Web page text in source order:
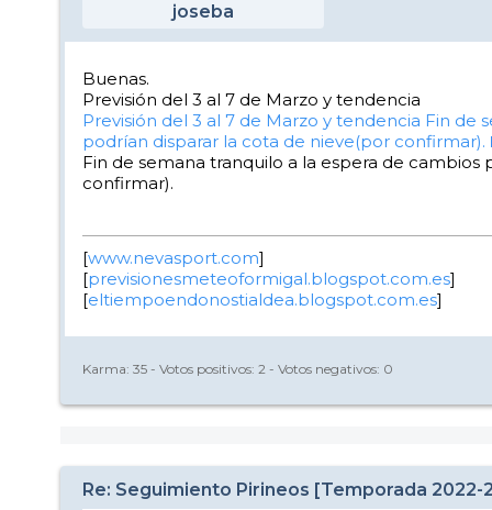
joseba
Buenas.
Previsión del 3 al 7 de Marzo y tendencia
Previsión del 3 al 7 de Marzo y tendencia Fin de
podrían disparar la cota de nieve(por confirmar).
Fin de semana tranquilo a la espera de
confirmar).
[www.nevasport.com]
[previsionesmeteoformigal.blogspot.com.es]
[eltiempoendonostialdea.blogspot.com.es]
Karma: 35 - Votos positivos: 2 - Votos negativos: 0
Re: Seguimiento Pirineos [Temporada 2022-